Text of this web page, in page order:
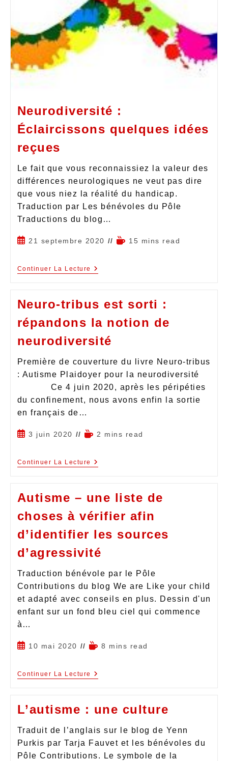
Neurodiversité :
Éclaircissons quelques idées
reçues
Le fait que vous reconnaissiez la valeur des
différences neurologiques ne veut pas dire
que vous niez la réalité du handicap.
Traduction par Les bénévoles du Pôle
Traductions du blog…
21 septembre 2020 15 mins read
Continuer La Lecture
Neuro-tribus est sorti :
répandons la notion de
neurodiversité
Première de couverture du livre Neuro-tribus
: Autisme Plaidoyer pour la neurodiversité
Ce 4 juin 2020, après les péripéties
du confinement, nous avons enfin la sortie
en français de…
3 juin 2020 2 mins read
Continuer La Lecture
Autisme – une liste de
choses à vérifier afin
d’identifier les sources
d’agressivité
Traduction bénévole par le Pôle
Contributions du blog We are Like your child
et adapté avec conseils en plus. Dessin d'un
enfant sur un fond bleu ciel qui commence
à…
10 mai 2020 8 mins read
Continuer La Lecture
L’autisme : une culture
Traduit de l’anglais sur le blog de Yenn
Purkis par Tarja Fauvet et les bénévoles du
Pôle Contributions. Le symbole de la